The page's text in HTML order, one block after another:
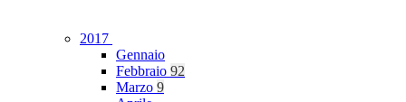
2017
Gennaio
Febbraio 92
Marzo 9